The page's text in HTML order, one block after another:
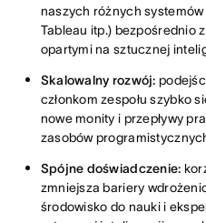
naszych różnych
Tableau itp.) bezpośrednio
opartymi na sztucznej
Skalowalny rozwój:
członkom zespołu szybko
nowe monity i przepływy
zasobów
Spójne doświadczenie:
zmniejsza bariery
środowisko do nauki i